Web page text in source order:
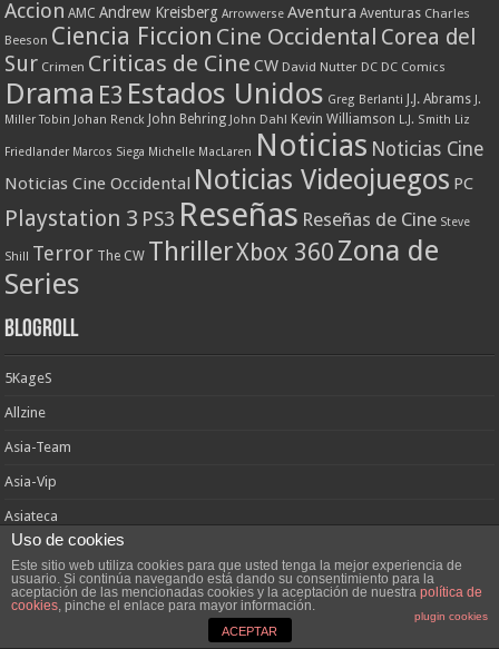
Accion AMC Andrew Kreisberg Arrowverse Aventura Aventuras Charles
Beeson Ciencia Ficcion Cine Occidental Corea del
Sur Crimen Criticas de Cine CW David Nutter DC DC Comics
Drama E3 Estados Unidos Greg Berlanti J.J. Abrams J.
Miller Tobin
Johan Renck John Behring John Dahl Kevin Williamson L.J. Smith Liz
Friedlander Marcos Siega Michelle MacLaren Noticias Noticias Cine
Noticias Cine Occidental Noticias Videojuegos PC
Playstation 3 PS3 Reseñas Reseñas de Cine Steve
Shill Terror The CW ThrillerXbox 360 Zona de
Series
Blogroll
5KageS
Allzine
Asia-Team
Asia-Vip
Asiateca
Aullidos
Blog Visual
Uso de cookies
Este sitio web utiliza cookies para que usted tenga la mejor experiencia de
usuario. Si continúa navegando está dando su consentimiento para la
aceptación de las mencionadas cookies y la aceptación de nuestra política de
cookies, pinche el enlace para mayor información.
plugin cookies
ACEPTAR